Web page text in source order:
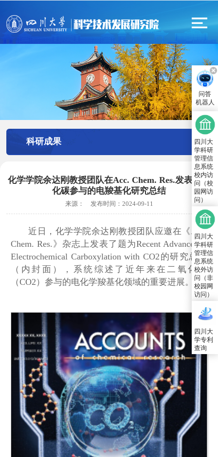
科研成果
化学学院余达刚教授团队在Acc. Chem. Res.发表二氧
化碳参与的电羧基化研究总结
来源： 发布时间： 2024-09-11
近日，化学学院余达刚教授团队应邀在《Acc.
Chem. Res.》杂志上发表了题为Recent Advances in
Electrochemical Carboxylation with CO2的研究总结
（内封面），系统综述了近年来在二氧化碳
（CO2）参与的电化学羧基化领域的重要进展。
问答
机器人
四川大
学科研
管理信
息系统
校内访
问（校
园网访
问）
四川大
学科研
管理信
息系统
校外访
问（非
校园网
访问）
四川大
学专利
查询